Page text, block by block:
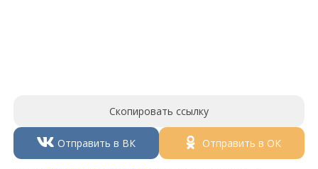
Скопировать ссылку
Отправить в ВК Отправить в ОК